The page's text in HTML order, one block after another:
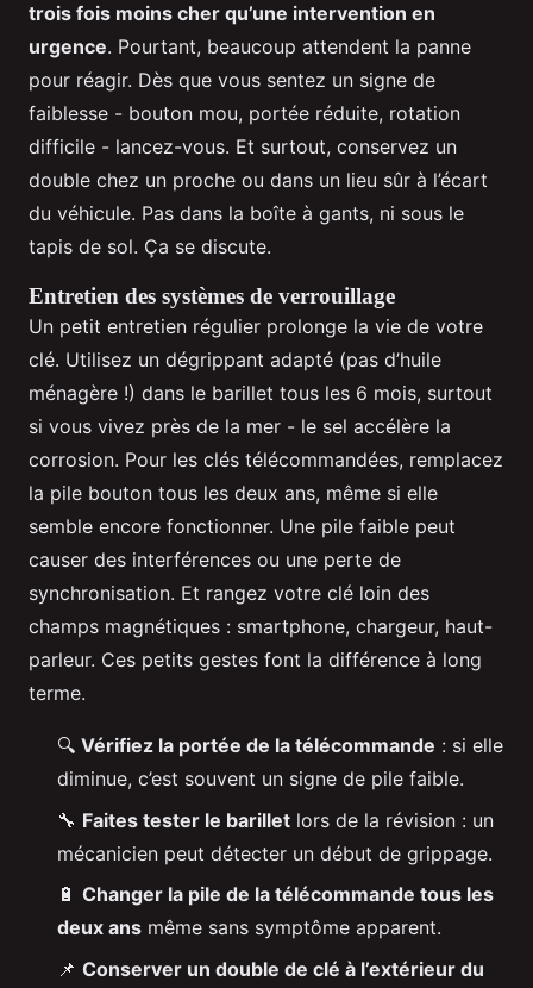
trois fois moins cher qu’une intervention en
urgence. Pourtant, beaucoup attendent la panne
pour réagir. Dès que vous sentez un signe de
faiblesse - bouton mou, portée réduite, rotation
difficile - lancez-vous. Et surtout, conservez un
double chez un proche ou dans un lieu sûr à l’écart
du véhicule. Pas dans la boîte à gants, ni sous le
tapis de sol. Ça se discute.
Entretien des systèmes de verrouillage
Un petit entretien régulier prolonge la vie de votre
clé. Utilisez un dégrippant adapté (pas d’huile
ménagère !) dans le barillet tous les 6 mois, surtout
si vous vivez près de la mer - le sel accélère la
corrosion. Pour les clés télécommandées, remplacez
la pile bouton tous les deux ans, même si elle
semble encore fonctionner. Une pile faible peut
causer des interférences ou une perte de
synchronisation. Et rangez votre clé loin des
champs magnétiques : smartphone, chargeur, haut-
parleur. Ces petits gestes font la différence à long
terme.
🔍 Vérifiez la portée de la télécommande : si elle
diminue, c’est souvent un signe de pile faible.
🔧 Faites tester le barillet lors de la révision : un
mécanicien peut détecter un début de grippage.
🔋 Changer la pile de la télécommande tous les
deux ans même sans symptôme apparent.
📌 Conserver un double de clé à l’extérieur du